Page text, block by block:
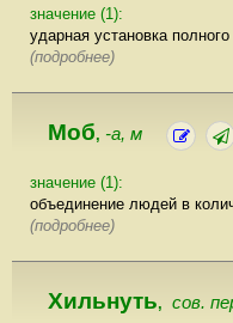
значение (1):
ударная установка
(подробнее)
Моб, -а, м
значение (1):
объединение людей в
(подробнее)
Хильнуть, сов.